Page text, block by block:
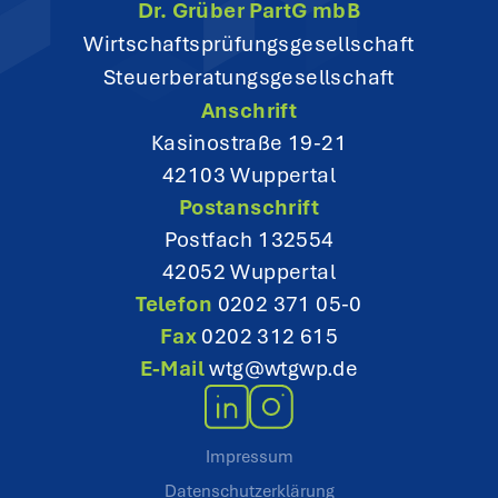
Dr. Grüber PartG mbB
Wirtschaftsprüfungsgesellschaft
Steuerberatungsgesellschaft
Anschrift
Kasinostraße 19-21
42103 Wuppertal
Postanschrift
Postfach 132554
42052 Wuppertal
Telefon 0202 371 05-0
Fax 0202 312 615
E-Mailwtg@wtgwp.de
Impressum
Datenschutzerklärung